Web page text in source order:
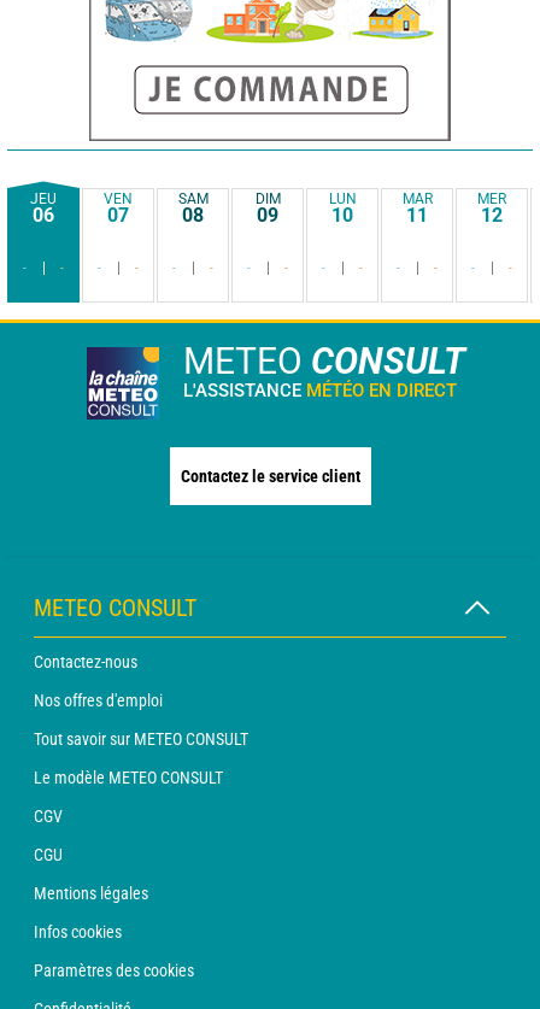
JEU
06
- -
VEN
07
- -
SAM
08
- -
DIM
09
- -
LUN
10
- -
MAR
11
- -
MER
12
- -
METEO CONSULT
L'ASSISTANCE MÉTÉO EN DIRECT
Contactez le service client
METEO CONSULT
Contactez-nous
Nos offres d'emploi
Tout savoir sur METEO CONSULT
Le modèle METEO CONSULT
CGV
CGU
Mentions légales
Infos cookies
Paramètres des cookies